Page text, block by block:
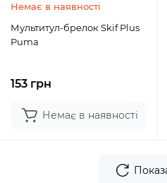
Немає в наявності
Мультитул-брелок Skif Plus
Puma
153 грн
Немає в наявності